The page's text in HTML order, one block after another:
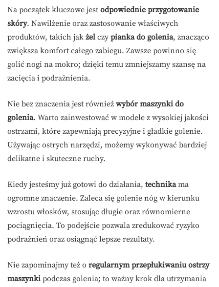
Na początek kluczowe jest odpowiednie przygotowanie
skóry. Nawilżenie oraz zastosowanie właściwych
produktów, takich jak żel czy pianka do golenia, znacząco
zwiększa komfort całego zabiegu. Zawsze powinno się
golić nogi na mokro; dzięki temu zmniejszamy szansę na
zacięcia i podrażnienia.
Nie bez znaczenia jest również wybór maszynki do
golenia. Warto zainwestować w modele z wysokiej jakości
ostrzami, które zapewniają precyzyjne i gładkie golenie.
Używając ostrych narzędzi, możemy wykonywać bardziej
delikatne i skuteczne ruchy.
Kiedy jesteśmy już gotowi do działania, technikama
ogromne znaczenie. Zaleca się golenie nóg w kierunku
wzrostu włosków, stosując długie oraz równomierne
pociągnięcia. To podejście pozwala zredukować ryzyko
podrażnień oraz osiągnąć lepsze rezultaty.
Nie zapominajmy też o regularnym przepłukiwaniu ostrzy
maszynki podczas golenia; to ważny krok dla utrzymania